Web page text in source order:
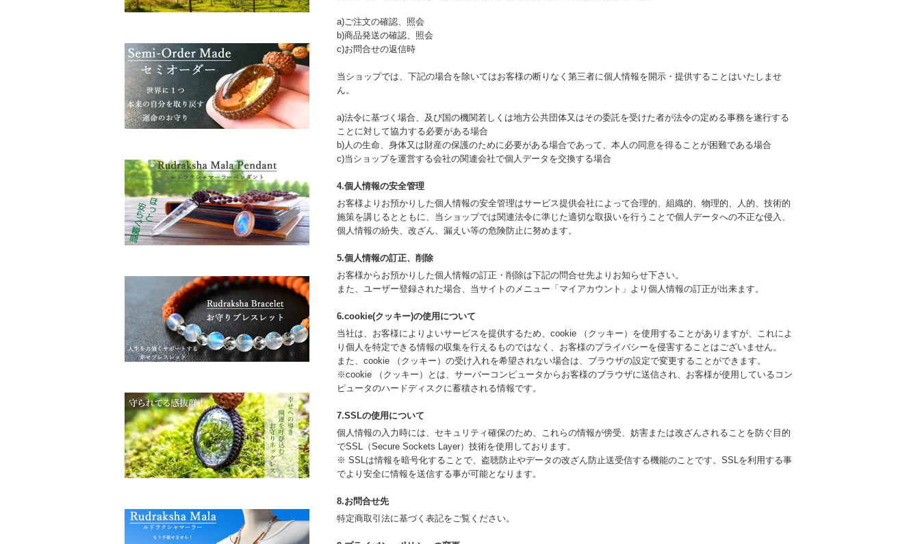
a)ご注文の確認、照会
b)商品発送の確認、照会
c)お問合せの返信時
当ショップでは、下記の場合を除いてはお客様の断りなく第三者に個人情報を開示・提供することはいたしませ
ん。
a)法令に基づく場合、及び国の機関若しくは地方公共団体又はその委託を受けた者が法令の定める事務を遂行する
ことに対して協力する必要がある場合
b)人の生命、身体又は財産の保護のために必要がある場合であって、本人の同意を得ることが困難である場合
c)当ショップを運営する会社の関連会社で個人データを交換する場合
4.個人情報の安全管理
お客様よりお預かりした個人情報の安全管理はサービス提供会社によって合理的、組織的、物理的、人的、技術的
施策を講じるとともに、当ショップでは関連法令に準じた適切な取扱いを行うことで個人データへの不正な侵入、
個人情報の紛失、改ざん、漏えい等の危険防止に努めます。
5.個人情報の訂正、削除
お客様からお預かりした個人情報の訂正・削除は下記の問合せ先よりお知らせ下さい。
また、ユーザー登録された場合、当サイトのメニュー「マイアカウント」より個人情報の訂正が出来ます。
6.cookie(クッキー)の使用について
当社は、お客様によりよいサービスを提供するため、cookie （クッキー）を使用することがありますが、これによ
り個人を特定できる情報の収集を行えるものではなく、お客様のプライバシーを侵害することはございません。
また、cookie （クッキー）の受け入れを希望されない場合は、ブラウザの設定で変更することができます。
※cookie （クッキー）とは、サーバーコンピュータからお客様のブラウザに送信され、お客様が使用しているコン
ピュータのハードディスクに蓄積される情報です。
7.SSLの使用について
個人情報の入力時には、セキュリティ確保のため、これらの情報が傍受、妨害または改ざんされることを防ぐ目的
でSSL（Secure Sockets Layer）技術を使用しております。
※ SSLは情報を暗号化することで、盗聴防止やデータの改ざん防止送受信する機能のことです。SSLを利用する事
でより安全に情報を送信する事が可能となります。
8.お問合せ先
特定商取引法に基づく表記をご覧ください。